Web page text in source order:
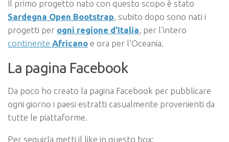
Il primo progetto nato con questo scopo è stato
Sardegna Open Bootstrap, subito dopo sono nati i
progetti per ogni regione d’Italia, per l’intero
continente Africano e ora per l’Oceania.
La pagina Facebook
Da poco ho creato la pagina Facebook per pubblicare
ogni giorno i paesi estratti casualmente provenienti da
tutte le piattaforme.
Per seguirla metti il like in questo box: